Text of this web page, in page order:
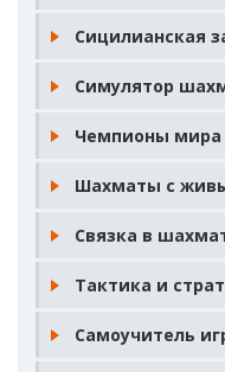
Сицилианская
Симулятор
Чемпионы
Шахматы с
Связка в
Тактика и
Самоучитель